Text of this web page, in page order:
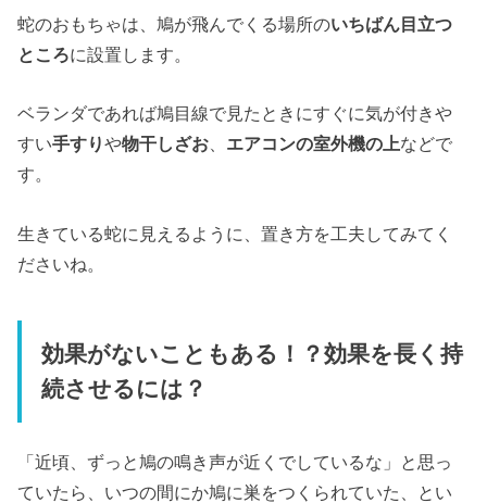
蛇のおもちゃは、鳩が飛んでくる場所のいちばん目立つ
ところに設置します。
ベランダであれば鳩目線で見たときにすぐに気が付きや
すい手すりや物干しざお エアコンの室外機の上などで
す。
生きている蛇に見えるように、置き方を工夫してみてく
ださいね。
効果がないこともある！？効果を長く持
続させるには？
「近頃、ずっと鳩の鳴き声が近くでしているな」と思っ
ていたら、いつの間にか鳩に巣をつくられていた、とい